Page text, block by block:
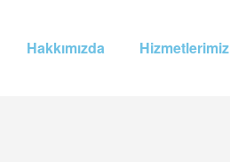
Hakkımızda Hizmetlerimiz